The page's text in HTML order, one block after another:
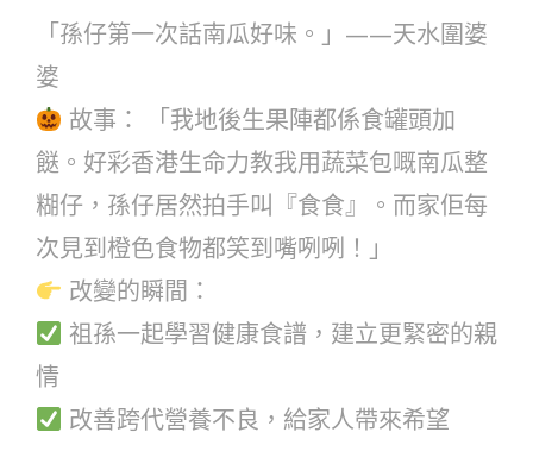
「孫仔第一次話南瓜好味。」——天水圍婆
婆
故事： 「我地後生果陣都係食罐頭加
餸。好彩香港生命力教我用蔬菜包嘅南瓜整
糊仔，孫仔居然拍手叫『食食』。而家佢每
次見到橙色食物都笑到嘴咧咧！」
改變的瞬間：
祖孫一起學習健康食譜，建立更緊密的親
情
改善跨代營養不良，給家人帶來希望